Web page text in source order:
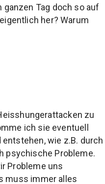
Tag doch so auf
her? Warum
zu
ich sie eventuell
wie z.B. durch
psychische Probleme.
Probleme uns
muss immer alles